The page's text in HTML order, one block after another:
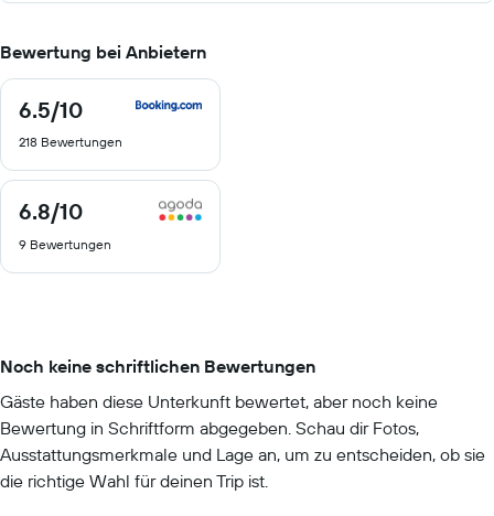
Bewertung bei Anbietern
6.5/10
6.5
10
218 Bewertungen
6.8/10
6.8
10
9 Bewertungen
Noch keine schriftlichen Bewertungen
Gäste haben diese Unterkunft bewertet, aber noch keine
Bewertung in Schriftform abgegeben. Schau dir Fotos,
Ausstattungsmerkmale und Lage an, um zu entscheiden, ob sie
die richtige Wahl für deinen Trip ist.